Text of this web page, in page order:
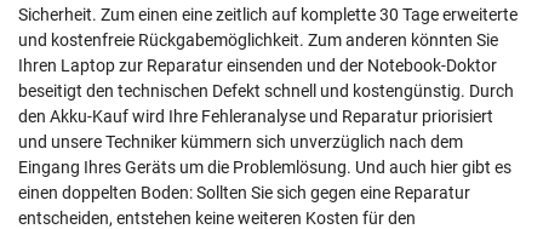
Sicherheit. Zum einen eine zeitlich auf komplette 30 Tage erweiterte
und kostenfreie Rückgabemöglichkeit. Zum anderen könnten Sie
Ihren Laptop zur Reparatur einsenden und der Notebook-Doktor
beseitigt den technischen Defekt schnell und kostengünstig. Durch
den Akku-Kauf wird Ihre Fehleranalyse und Reparatur priorisiert
und unsere Techniker kümmern sich unverzüglich nach dem
Eingang Ihres Geräts um die Problemlösung. Und auch hier gibt es
einen doppelten Boden: Sollten Sie sich gegen eine Reparatur
entscheiden, entstehen keine weiteren Kosten für den